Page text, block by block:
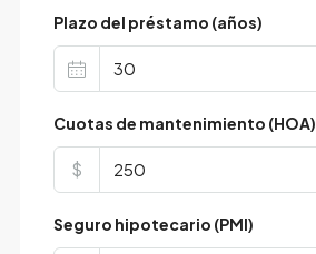
Plazo del préstamo (años)
Cuotas de mantenimiento (HOA)
$
Seguro hipotecario (PMI)